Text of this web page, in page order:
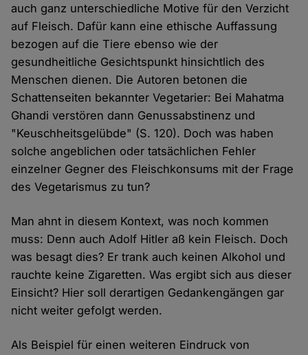
auch ganz unterschiedliche Motive für den Verzicht
auf Fleisch. Dafür kann eine ethische Auffassung
bezogen auf die Tiere ebenso wie der
gesundheitliche Gesichtspunkt hinsichtlich des
Menschen dienen. Die Autoren betonen die
Schattenseiten bekannter Vegetarier: Bei Mahatma
Ghandi verstören dann Genussabstinenz und
"Keuschheitsgelübde" (S. 120). Doch was haben
solche angeblichen oder tatsächlichen Fehler
einzelner Gegner des Fleischkonsums mit der Frage
des Vegetarismus zu tun?
Man ahnt in diesem Kontext, was noch kommen
muss: Denn auch Adolf Hitler aß kein Fleisch. Doch
was besagt dies? Er trank auch keinen Alkohol und
rauchte keine Zigaretten. Was ergibt sich aus dieser
Einsicht? Hier soll derartigen Gedankengängen gar
nicht weiter gefolgt werden.
Als Beispiel für einen weiteren Eindruck von